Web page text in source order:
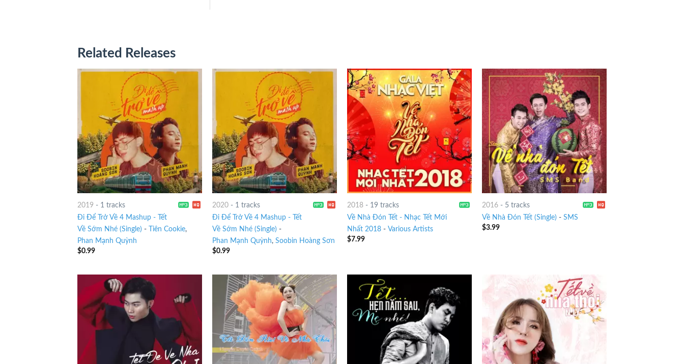
Related Releases
2019 - 1 tracks
Đi Để Trở Về 4 Mashup - Tết
Về Sớm Nhé (Single) - Tiên Cookie,
Phan Mạnh Quỳnh
$0.99
2020- 1 tracks
Đi Để Trở Về 4 Mashup - Tết
Về Sớm Nhé (Single) -
Phan Mạnh Quỳnh, Soobin Hoàng Sơn
$0.99
2018- 19 tracks
Về Nhà Đón Tết - Nhạc Tết Mới
Nhất 2018- Various Artists
$7.99
2016- 5 tracks
Về Nhà Đón Tết (Single) - SMS
$3.99